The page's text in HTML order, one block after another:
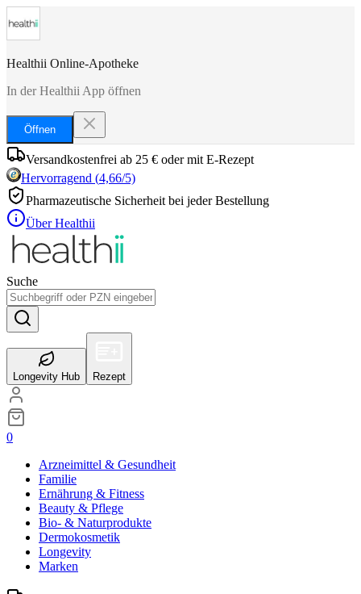
Healthii Online-Apotheke
In der Healthii App öffnen
Öffnen
Versandkostenfrei ab 25 € oder mit E-Rezept
Hervorragend (4,66/5)
Pharmazeutische Sicherheit bei jeder Bestellung
Über Healthii
Suche
Longevity Hub Rezept
0
Arzneimittel & Gesundheit
Familie
Ernährung & Fitness
Beauty & Pflege
Bio- & Naturprodukte
Dermokosmetik
Longevity
Marken